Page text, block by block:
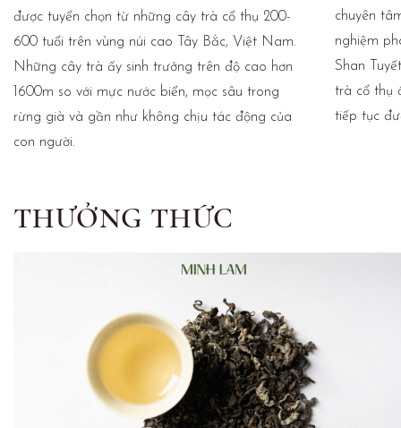
được tuyển chọn từ những cây trà cổ thụ 200-
600 tuổi trên vùng núi cao Tây Bắc, Việt Nam.
Những cây trà ấy sinh trưởng trên độ cao hơn
1600m so với mực nước biển, mọc sâu trong
rừng già và gần như không chịu tác động của
con người.
chuyên
nghiệm
Shan
trà cổ thụ
tiếp tục
THƯỞNG THỨC